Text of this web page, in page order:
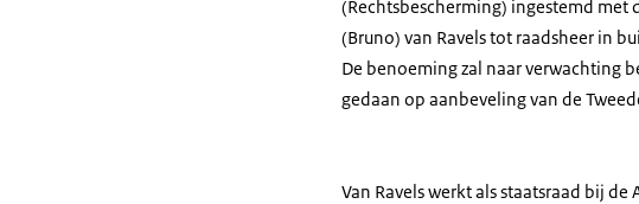
(Rechtsbescherming) ingestemd met
(Bruno) van Ravels tot raadsheer in
De benoeming zal naar verwachting
gedaan op aanbeveling van de
Van Ravels werkt als staatsraad bij